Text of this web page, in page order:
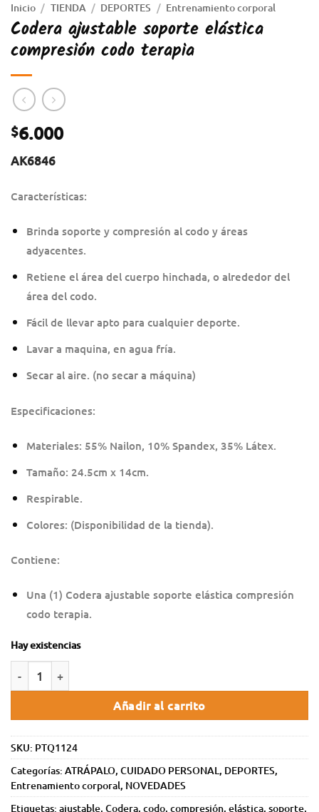
Inicio / TIENDA / DEPORTES / Entrenamiento corporal
Codera ajustable soporte elástica
compresión codo terapia
$6.000
AK6846
Características:
Brinda soporte y compresión al codo y áreas
adyacentes.
Retiene el área del cuerpo hinchada, o alrededor del
área del codo.
Fácil de llevar apto para cualquier deporte.
Lavar a maquina, en agua fría.
Secar al aire. (no secar a máquina)
Especificaciones:
Materiales: 55% Nailon, 10% Spandex, 35% Látex.
Tamaño: 24.5cm x 14cm.
Respirable.
Colores: (Disponibilidad de la tienda).
Contiene:
Una (1) Codera ajustable soporte elástica compresión
codo terapia.
Hay existencias
Añadir al carrito
SKU: PTQ1124
Categorías: ATRÁPALO, CUIDADO PERSONAL, DEPORTES,
Entrenamiento corporal, NOVEDADES
Etiquetas: ajustable, Codera, codo, compresión, elástica, soporte,